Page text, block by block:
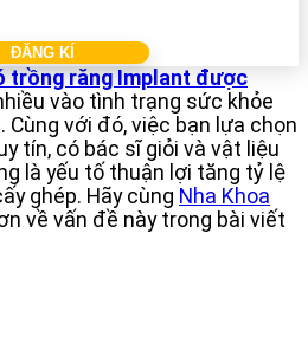
trồng răng Implant được
vào tình trạng sức khỏe
với đó, việc bạn lựa chọn
tín, có bác sĩ giỏi và vật liệu
là yếu tố thuận lợi tăng tỷ lệ
ghép. Hãy cùng Nha Khoa
về vấn đề này trong bài viết